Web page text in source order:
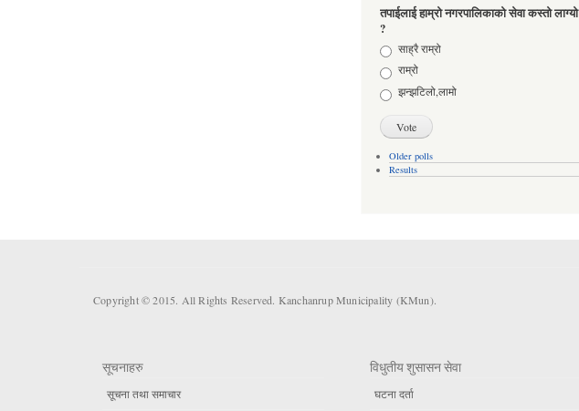
तपाईलाई हाम्रो नगरपालिकाको सेवा कस्तो लाग्यो
?
Choicesसाह्रै राम्रो
राम्रो
झन्झटिलो,लामो
Older polls
Results
Copyright © 2015. All Rights Reserved. Kanchanrup Municipality (KMun).
सूचनाहरु
सूचना तथा समाचार
विधुतीय शुसासन सेवा
घटना दर्ता